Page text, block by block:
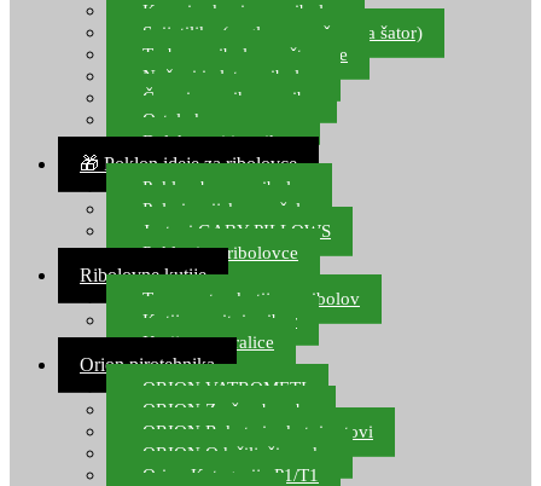
Kape i rukavice za ribolov
Svijetiljke (naglavne, ručne, za šator)
Torbe za ribolovne štapove
Noževi i alat za ribolov
Čamci za prihranu ribe
Ostala kamp oprema
Dalekozori i optika
🎁 Poklon ideje za ribolovce
Poklon bon za ribolov
Polarizacijske naočale
Jastuci GABY PILLOWS
Pokloni za ribolovce
Ribolovne kutije
Transportne kutije za ribolov
Kutije za sitni pribor
Kutije za varalice
Orion pirotehnika
ORION VATROMETI
ORION Zračne bombe
ORION Rakete i raketni setovi
ORION Odašiljači zvuka
Orion Kategorija P1/T1